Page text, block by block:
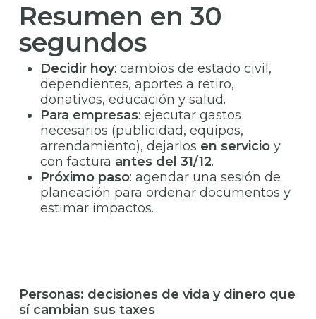
Resumen en 30
segundos
Decidir hoy: cambios de estado civil,
dependientes, aportes a retiro,
donativos, educación y salud.
Para empresas: ejecutar gastos
necesarios (publicidad, equipos,
arrendamiento), dejarlos en servicioy
con factura antes del 31/12.
Próximo paso: agendar una sesión de
planeación para ordenar documentos y
estimar impactos.
Personas: decisiones de vida y dinero que
sí cambian sus taxes